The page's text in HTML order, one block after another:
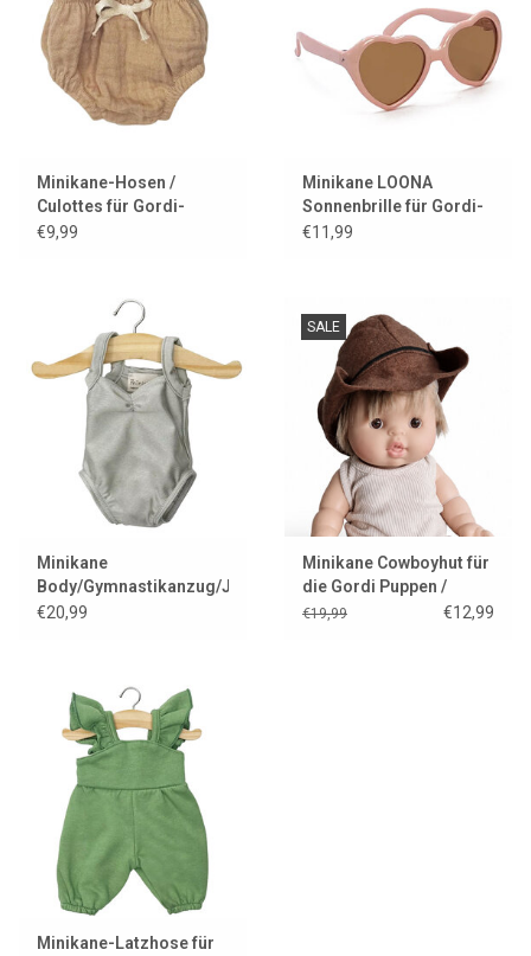
Minikane-Hosen /
Culottes für Gordi-
Puppen / Design: Latté
€9,99
Minikane LOONA
Sonnenbrille für Gordi-
Puppen / Farbe: Rosa
€11,99
Minikane
Body/Gymnastikanzug/Justaucorps
für Gordi-Puppen /
€20,99
SALE
Minikane Cowboyhut für
die Gordi Puppen /
Ausstellungsmodell
€19,99 €12,99
Minikane-Latzhose für